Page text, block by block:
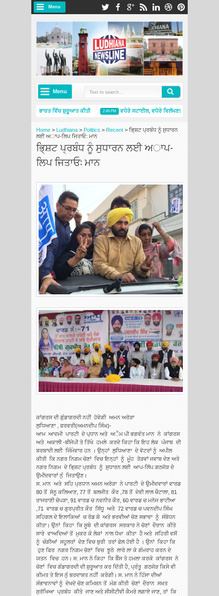
Menu
Menu
ਪ੍ਰਾਈਮੈਸੀ 5 ਨੇ ਭਾਰਤ ਵਿੱਚ ਸ਼ੁਰੂਆਤ ਕੀਤੀ 2:49 PM
ਵਧੇਰੇ ਸਟਾਈਲ, ਵਧੇਰੇ ਵਿਲੱਖਣਤਾ: ਸਕੋਡਾ ਆਟੋ ਇੰਡੀਆ
Home > Ludhiana > Politics > Recent > ਭਿ੍ਸ਼ਟ ਪ੍ਰਬੰਧ ਨੂੰ ਸੁਧਾਰਨ
ਲਈ ਅਾਪ-ਲਿਪ ਜਿਤਾਓ: ਮਾਨ
ਭਿ੍ਸ਼ਟ ਪ੍ਰਬੰਧ ਨੂੰ ਸੁਧਾਰਨ ਲਈ ਅਾਪ-
ਲਿਪ ਜਿਤਾਓ: ਮਾਨ
ਕਾਂਗਰਸ ਦੀ ਗੁੰਡਾਗਰਦੀ ਨਹੀਂ ਹੋਵੇਗੀ ਅਮਨ ਅਰੋੜਾ
ਲੁਧਿਆਣਾ , ਫਰਵਰੀ(ਅਮਨਦੀਪ ਸਿੰਘ)-
ਆਮ ਆਦਮੀ ਪਾਰਟੀ ਦੇ ਪ੍ਧਾਨ ਅਤੇ ਅੈਮ ਪੀ ਭਗਵੰਤ ਮਾਨ ਨੇ ਕਾਂਗਰਸ
ਅਤੇ ਅਕਾਲੀ -ਬੀਜੇਪੀ ਤੇ ਤਿੱਖੇ ਹਮਲੇ ਕਰਦੇ ਕਿਹਾ ਕਿ ਇਹ ਲੋਕ ਪੰਜਾਬ ਦੀ
ਬਰਬਾਦੀ ਲਈ ਜਿੰਮੇਵਾਰ ਹਨ । ਉਨ੍ਹਾਂ ਲੁਧਿਆਣਾ ਦੇ ਵੋਟਰਾਂ ਨੂੰ ਅਪੀਲ
ਕੀਤੀ ਕਿ ਨਗਰ ਨਿਗਮ ਚੋਣਾਂ ਵਿਚ ਇਨ੍ਹਾਂ ਨੂੰ ਮੂੰਹ ਤੋੜਵਾਂ ਜਵਾਬ ਦੇਣ ਅਤੇ
ਨਗਰ ਨਿਗਮ ਦੇ ਭਿ੍ਸ਼ਟ ਪ੍ਰਬੰਧ ਨੂੰ ਸੁਧਾਰਨ ਲਈ ਆਪ-ਲਿੱਪ ਗਠਜੋੜ ਦੇ
ਉਮੀਦਵਾਰਾਂ ਨੁੰ ਜਿਤਾਉਣ।
ਸ. ਮਾਨ ਅਤੇ ਸਹਿ ਪ੍ਰਧਾਨ ਅਮਨ ਅਰੋੜਾ ਨੇ ਪਾਰਟੀ ਦੇ ਉਮੀਦਵਾਰਾਂ ਵਾਰਡ
80 ਤੋਂ ਸੋਨੂ ਕਲਿਆਣ, 77 ਤੋਂ ਬਲਜੀਤ ਕੌਰ ,78 ਤੋਂ ਦੇਵੀ ਲਾਲ ਚੌਟਾਲਾ, 81
ਰਾਜਰਾਣੀ ਚੋਪੜਾ, 91 ਵਾਰਡ ਚ ਨਵਨੀਤ ਕੌਰ, 60 ਵਾਰਡ ਚ ਮਨੋਜ ਭਾਟੀਆ
,71 ਵਾਰਡ ਚ ਗੁਰਪ੍ਰੀਤ ਕੌਰ ਸਿੱਧੂ ਅਤੇ 72 ਵਾਰਡ ਚ ਪਵਨਦੀਪ ਸਿੰਘ
ਸਹਿਗਲ ਦੇ ਇਲਾਕਿਆਂ ਚ ਰੋਡ ਸ਼ੋ ਅਤੇ ਭਰਵੀਆਂ ਚੋਣ ਸਭਾਵਾ ਨੂੰ ਸੰਬੋਧਨ
ਕੀਤਾ। ਉਨਾਂ ਕਿਹਾ ਕਿ ਸੂਬੇ ਦੀ ਕਾਂਗਰਸ ਸਰਕਾਰ ਨੇ ਚੋਣਾਂ ਦੌਰਾਨ ਕੀਤੇ
ਸਾਰੇ ਵਾਅਦਿਆਂ ਤੋਂ ਮੁਕਰ ਕੇ ਲੋਕਾਂ ਨਾਲ ਧੋਖਾ ਕੀਤਾ ਹੈ ਅਤੇ ਸਹਿਰੀ ਵਸੋਂ
ਨੂੰ ਚੰਗੀਆਂ ਸਹੂਲਤਾਂ ਦੇਣ ਵਿਚ ਬੁਰੀ ਤਰਾਂ ਫੇਲ ਹੋਈ ਹੈ । ਉਨਾਂ ਕਿਹਾ ਕਿ
ਹੁਣ ਫਿਰ ਨਗਰ ਨਿਗਮ ਚੋਣਾਂ ਵਿਚ ਝੂਠੇ ਲਾਰੇ ਲਾ ਕੇ ਗੰਮਰਾਹ ਕਰਨ ਦੇ
ਯਤਨ ਵਿਚ ਹਨ। ਸ. ਮਾਨ ਨੇ ਕਿਹਾ ਕਿ ਬੈੰਸ ਤੇ ਹਮਲਾ ਕਰਕੇ ਕਾਂਗਰਸ ਨੇ
ਚੋਣਾਂ ਵਿਚ ਗੰਡਾਗਰਦੀ ਦੀ ਸ਼ੁਰੂਆਤ ਕਰ ਦਿੱਤੀ ਹੈ, ਪ੍ਰੰਤੂ ਗਠਜੋੜ ਕਿਸੇ ਵੀ
ਕੀਮਤ ਤੇ ਇਸ ਨੁੰ ਬਰਦਾਸ਼ਤ ਨਹੀਂ ਕਰੇਗੀ। ਸ. ਮਾਨ ਨੇ ਹਿੰਸਾ ਦੀਆਂ
ਸੰਭਾਵਨਾਵਾਂ ਨੂੰ ਦੇਖਦੇ ਚੋਣ ਕਮਿਸ਼ਨ ਤੋਂ ਮੰਗ ਕੀਤੀ ਚੋਣਾਂ ਦੌਰਾਨ ਸਖ਼ਤ
ਸੁਰੱਖਿਆ ਪ੍ਰਬੰਧ ਕੀਤੇ ਜਾਣ ਅਤੇ ਸੀਸੀਟੀਵੀ ਕੈਮਰੇ ਲਗਾਏ ਜਾਣ, ਤਾਂ ਕਿ